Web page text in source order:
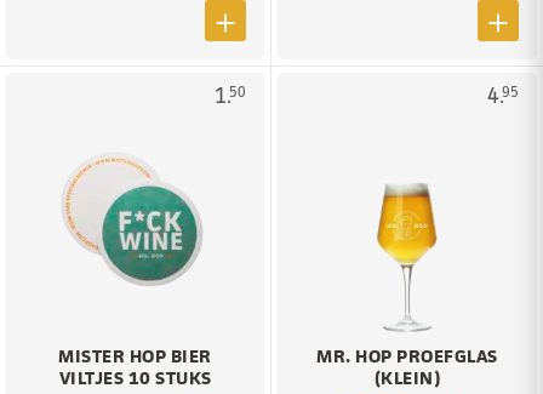
1.50
MISTER HOP BIER
VILTJES 10 STUKS
4.95
MR. HOP PROEFGLAS
(KLEIN)